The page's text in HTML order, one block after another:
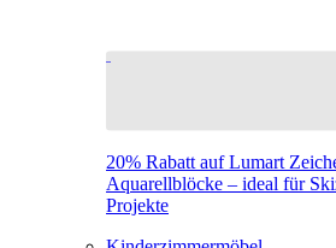
20% Rabatt auf Lumart
Aquarellblöcke – ideal für
Projekte